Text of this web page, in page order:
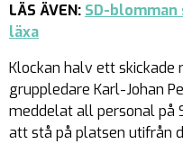
LÄS ÄVEN: SD-
läxa
Klockan halv ett skickade
gruppledare Karl-Johan
meddelat all personal på
att stå på platsen utifrån